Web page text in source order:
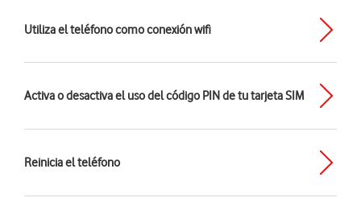
Utiliza el teléfono como conexión wifi
Activa o desactiva el uso del código PIN de tu tarjeta SIM
Reinicia el teléfono